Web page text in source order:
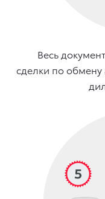
Весь
сделки по обмену